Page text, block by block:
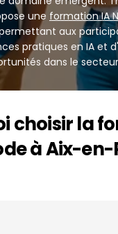
une formation IA
aux
pratiques en IA et
dans le
choisir la
à Aix-